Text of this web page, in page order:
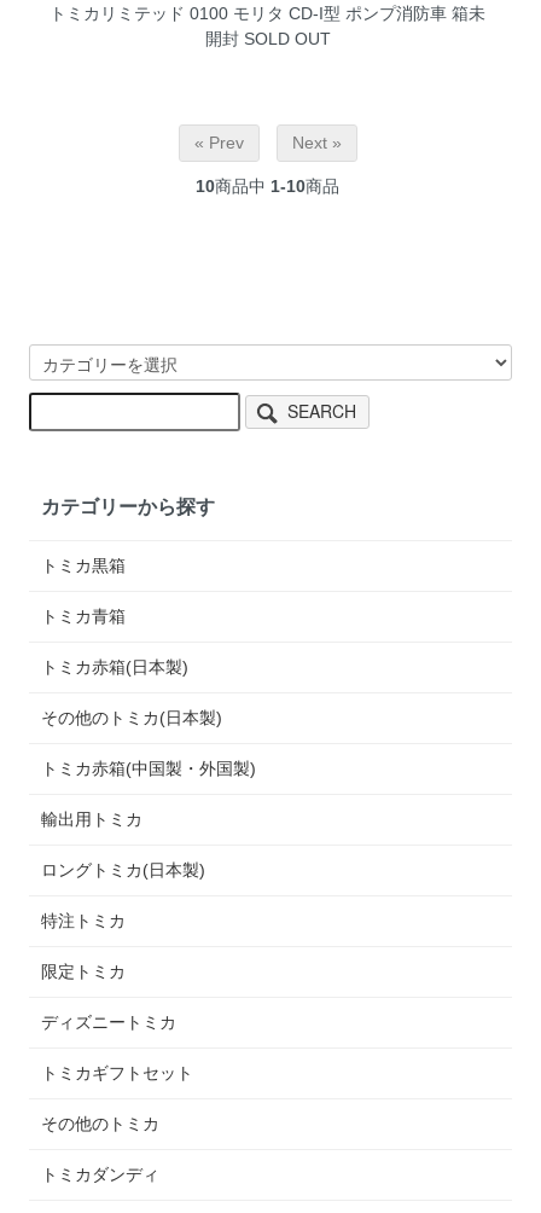
トミカリミテッド 0100 モリタ CD-I型 ポンプ消防車 箱未
開封SOLD OUT
« Prev Next »
10商品中 1-10商品
SEARCH
カテゴリーから探す
トミカ黒箱
トミカ青箱
トミカ赤箱(日本製)
その他のトミカ(日本製)
トミカ赤箱(中国製・外国製)
輸出用トミカ
ロングトミカ(日本製)
特注トミカ
限定トミカ
ディズニートミカ
トミカギフトセット
その他のトミカ
トミカダンディ